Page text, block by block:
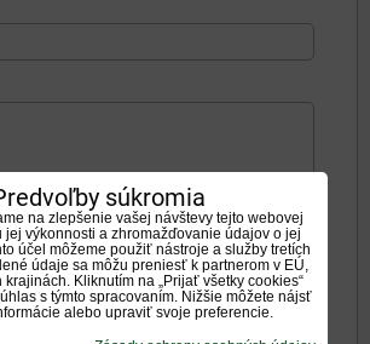
súkromia
na zlepšenie vašej návštevy tejto webovej
jej výkonnosti a zhromažďovanie údajov o jej
účel môžeme použiť nástroje a služby tretích
údaje sa môžu preniesť k partnerom v EÚ,
krajinách. Kliknutím na „Prijať všetky cookies“
s týmto spracovaním. Nižšie môžete nájsť
alebo upraviť svoje preferencie.